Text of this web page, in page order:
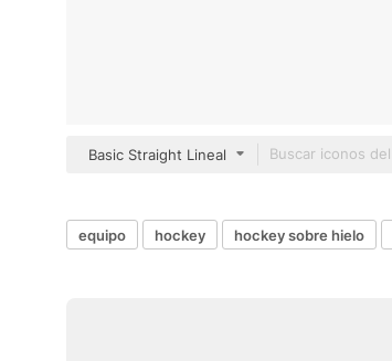
Basic Straight Lineal
equipo hockey hockey sobre hielo